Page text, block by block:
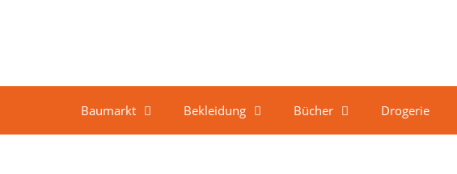
Baumarkt Bekleidung Bücher Drogerie